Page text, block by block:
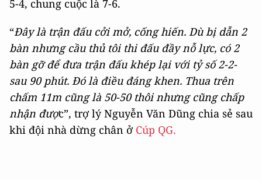
5-4, chung cuộc là 7-6.
“Đây là trận đấu cởi mở, cống hiến. Dù bị dẫn 2
bàn nhưng cầu thủ tôi thi đấu đầy nỗ lực, có 2
bàn gỡ để đưa trận đấu khép lại với tỷ số 2-2-
sau 90 phút. Đó là điều đáng khen. Thua trên
chấm 11m cũng là 50-50 thôi nhưng cũng chấp
nhận được”, trợ lý Nguyễn Văn Dũng chia sẻ sau
khi đội nhà dừng chân ở Cúp QG.